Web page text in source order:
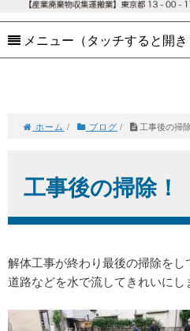
メニュー（タッチすると開き
ホーム / ブログ / 工事後の掃
工事後の掃除！
解体工事が終わり最後の掃除をし
道路などを水で流してきれいにし